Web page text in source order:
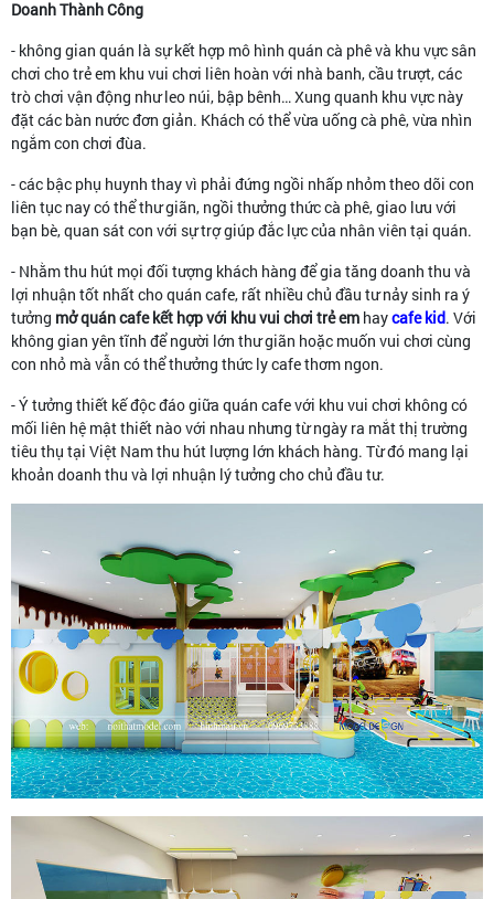
Doanh Thành Công
- không gian quán là sự kết hợp mô hình quán cà phê và khu vực sân
chơi cho trẻ em khu vui chơi liên hoàn với nhà banh, cầu trượt, các
trò chơi vận động như leo núi, bập bênh… Xung quanh khu vực này
đặt các bàn nước đơn giản. Khách có thể vừa uống cà phê, vừa nhìn
ngắm con chơi đùa.
- các bậc phụ huynh thay vì phải đứng ngồi nhấp nhỏm theo dõi con
liên tục nay có thể thư giãn, ngồi thưởng thức cà phê, giao lưu với
bạn bè, quan sát con với sự trợ giúp đắc lực của nhân viên tại quán.
- Nhằm thu hút mọi đối tượng khách hàng để gia tăng doanh thu và
lợi nhuận tốt nhất cho quán cafe, rất nhiều chủ đầu tư nảy sinh ra ý
tưởng mở quán cafe kết hợp với khu vui chơi trẻ em haycafe kid. Với
không gian yên tĩnh để người lớn thư giãn hoặc muốn vui chơi cùng
con nhỏ mà vẫn có thể thưởng thức ly cafe thơm ngon.
- Ý tưởng thiết kế độc đáo giữa quán cafe với khu vui chơi không có
mối liên hệ mật thiết nào với nhau nhưng từ ngày ra mắt thị trường
tiêu thụ tại Việt Nam thu hút lượng lớn khách hàng. Từ đó mang lại
khoản doanh thu và lợi nhuận lý tưởng cho chủ đầu tư.